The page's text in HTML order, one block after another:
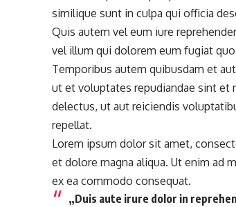
similique sunt in culpa qui officia
Quis autem vel eum iure
vel illum qui dolorem eum fugiat
Temporibus autem quibusdam et
ut et voluptates repudiandae sint et
delectus, ut aut reiciendis
repellat.
Lorem ipsum dolor sit amet,
et dolore magna aliqua. Ut enimad
ex ea commodo consequat.
„Duis aute irure dolor in